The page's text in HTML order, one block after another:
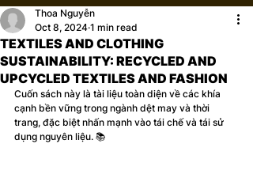
TEXTILES AND CLOTHING
SUSTAINABILITY: RECYCLED AND
UPCYCLED TEXTILES AND FASHION
Thoa Nguyễn
Oct 8, 2024 1 min read
Cuốn sách này là tài liệu toàn diện về các khía
cạnh bền vững trong ngành dệt may và thời
trang, đặc biệt nhấn mạnh vào tái chế và tái sử
dụng nguyên liệu. 📚